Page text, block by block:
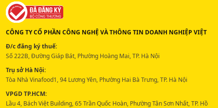
CÔNG TY CỔ PHẦN CÔNG NGHỆ VÀ THÔNG TIN DOANH NGHIỆP VIỆT
Đ/c đăng ký thuế:
Số 222B, Đường Giáp Bát, Phường Hoàng Mai, TP. Hà Nội
Trụ sở Hà Nội:
Tòa Nhà Vinafood1, 94 Lương Yên, Phường Hai Bà Trưng, TP. Hà Nội
VPGD TP.HCM:
Lầu 4, Bách Việt Building, 65 Trần Quốc Hoàn, Phường Tân Sơn Nhất, TP. Hồ